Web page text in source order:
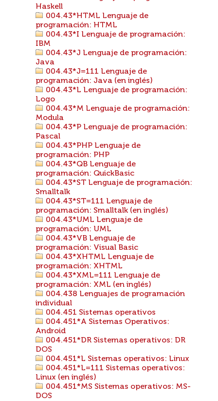
Haskell
004.43*HTML Lenguaje de
programación: HTML
004.43*I Lenguaje de programación:
IBM
004.43*J Lenguaje de programación:
Java
004.43*J=111 Lenguaje de
programación: Java (en inglés)
004.43*L Lenguaje de programación:
Logo
004.43*M Lenguaje de programación:
Modula
004.43*P Lenguaje de programación:
Pascal
004.43*PHP Lenguaje de
programación: PHP
004.43*QB Lenguaje de
programación: QuickBasic
004.43*ST Lenguaje de programación:
Smalltalk
004.43*ST=111 Lenguaje de
programación: Smalltalk (en inglés)
004.43*UML Lenguaje de
programación: UML
004.43*VB Lenguaje de
programación: Visual Basic
004.43*XHTML Lenguaje de
programación: XHTML
004.43*XML=111 Lenguaje de
programación: XML (en inglés)
004.438 Lenguajes de programación
individual
004.451 Sistemas operativos
004.451*A Sistemas Operativos:
Android
004.451*DR Sistemas operativos: DR
DOS
004.451*L Sistemas operativos: Linux
004.451*L=111 Sistemas operativos:
Linux (en inglés)
004.451*MS Sistemas operativos: MS-
DOS